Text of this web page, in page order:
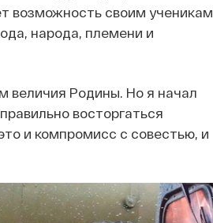
возможность своим ученикам
народа, племени и
величия Родины. Но я начал
восторгаться
и компромисс с совестью, и